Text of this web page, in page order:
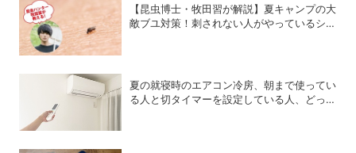
【昆虫博士・牧田習が解説】夏キャンプの大
敵ブユ対策！刺されない人がやっているシン
夏の就寝時のエアコン冷房、朝まで使ってい
る人と切タイマーを設定している人、どっち